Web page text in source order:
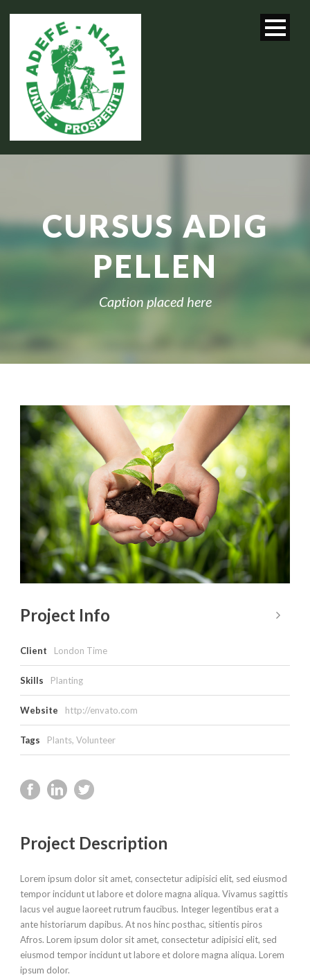
CURSUS ADIG
PELLEN
Caption placed here
Project Info
Client London Time
Skills Planting
Website http://envato.com
Tags Plants, Volunteer
Project Description
Lorem ipsum dolor sit amet, consectetur adipisici elit, sed eiusmod
tempor incidunt ut labore et dolore magna aliqua. Vivamus sagittis
lacus vel augue laoreet rutrum faucibus. Integer legentibus erat a
ante historiarum dapibus. At nos hinc posthac, sitientis piros
Afros. Lorem ipsum dolor sit amet, consectetur adipisici elit, sed
eiusmod tempor incidunt ut labore et dolore magna aliqua. Lorem
ipsum dolor.